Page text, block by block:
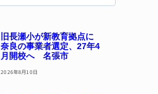
旧長瀬小が新教育拠点に
奈良の事業者選定、27年4
月開校へ 名張市
2026年8月10日